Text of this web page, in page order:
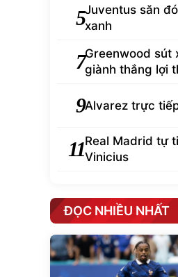
5Juventus săn
xanh
7Greenwood sút
giành thắng lợi
9Alvarez trực
11Real Madrid tự
Vinicius
ĐỌC NHIỀU NHẤT